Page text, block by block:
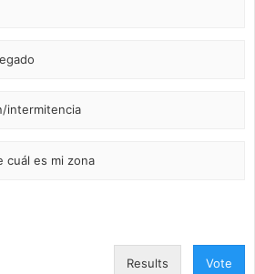
intermitencia
cuál es mi zona
Results Vote